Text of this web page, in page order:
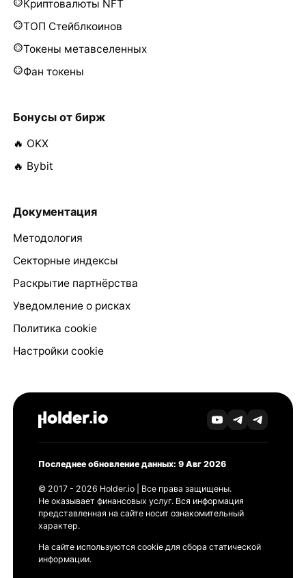
Криптовалюты NFT
ТОП Стейблкоинов
Токены метавселенных
Фан токены
Бонусы от бирж
🔥 OKX
🔥 Bybit
Документация
Методология
Секторные индексы
Раскрытие партнёрства
Уведомление о рисках
Политика cookie
Настройки cookie
Последнее обновление данных: 9 Авг 2026
© 2017 - 2026 Holder.io | Все права защищены.
Не оказывает финансовых услуг. Вся информация
представленная на сайте носит ознакомительный
характер.
На сайте используются cookie для сбора статической
информации.